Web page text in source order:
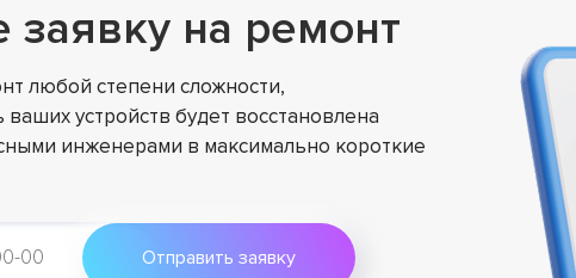
заявку на ремонт
любой степени сложности,
ваших устройств будет восстановлена
инженерами в максимально короткие